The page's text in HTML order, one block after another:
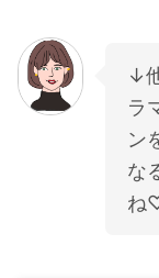
・深田恭子
・芳根京子
・北川景子
【よく検索さ
↓
ラ
ン
な
ね